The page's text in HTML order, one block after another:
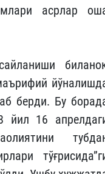
асрлар
берди. Бу
йил 16